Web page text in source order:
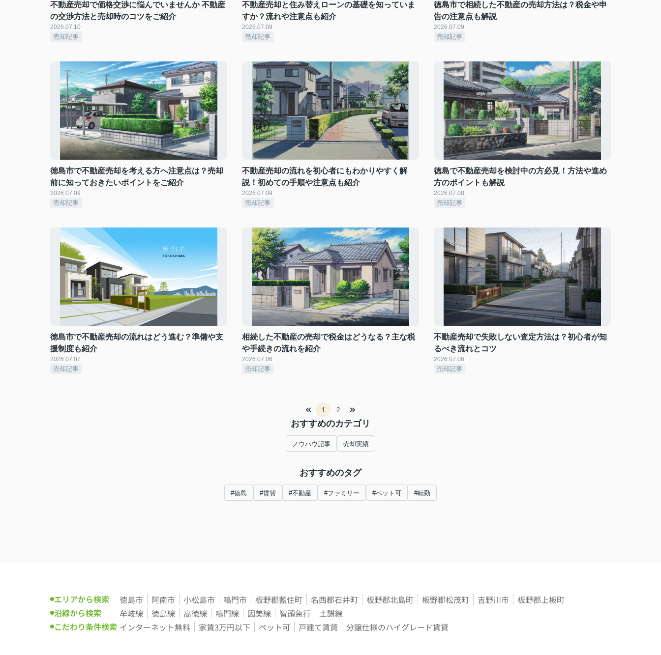
不動産売却で価格交渉に悩んでいませんか 不動産
の交渉方法と売却時のコツをご紹介
2026.07.10
売却記事
不動産売却と住み替えローンの基礎を知っていま
すか？流れや注意点も紹介
2026.07.09
売却記事
徳島市で相続した不動産の売却方法は？税金や申
告の注意点も解説
2026.07.09
売却記事
徳島市で不動産売却を考える方へ注意点は？売却
前に知っておきたいポイントをご紹介
2026.07.09
売却記事
不動産売却の流れを初心者にもわかりやすく解
説！初めての手順や注意点も紹介
2026.07.09
売却記事
徳島で不動産売却を検討中の方必見！方法や進め
方のポイントも解説
2026.07.08
売却記事
徳島市で不動産売却の流れはどう進む？準備や支
援制度も紹介
2026.07.07
売却記事
相続した不動産の売却で税金はどうなる？主な税
や手続きの流れを紹介
2026.07.06
売却記事
不動産売却で失敗しない査定方法は？初心者が知
るべき流れとコツ
2026.07.06
売却記事
1 2
おすすめのカテゴリ
ノウハウ記事 売却実績
おすすめのタグ
#徳島 #賃貸 #不動産 #ファミリー #ペット可 #転勤
エリアから検索 徳島市 阿南市 小松島市 鳴門市 板野郡藍住町 名西郡石井町 板野郡北島町 板野郡松茂町 吉野川市
板野郡上板町
沿線から検索
牟岐線 徳島線 高徳線 鳴門線 因美線 智頭急行
土讃線
こだわり条件検索 インターネット無料 家賃3万円以下 ペット可 戸建て賃貸 分譲仕様のハイグレード賃貸